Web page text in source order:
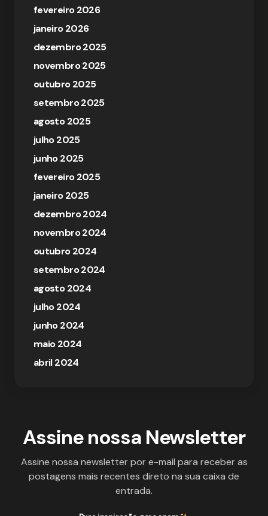
fevereiro 2026
janeiro 2026
dezembro 2025
novembro 2025
outubro 2025
setembro 2025
agosto 2025
julho 2025
junho 2025
fevereiro 2025
janeiro 2025
dezembro 2024
novembro 2024
outubro 2024
setembro 2024
agosto 2024
julho 2024
junho 2024
maio 2024
abril 2024
Assine nossa Newsletter
Assine nossa newsletter por e-mail para receber as
postagens mais recentes direto na sua caixa de
entrada.